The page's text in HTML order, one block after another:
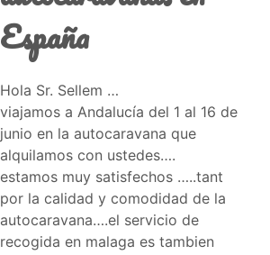
España
Hola Sr. Sellem …
viajamos a Andalucía del 1 al 16 de
junio en la autocaravana que
alquilamos con ustedes….
estamos muy satisfechos …..tant
por la calidad y comodidad de la
autocaravana….el servicio de
recogida en malaga es tambien